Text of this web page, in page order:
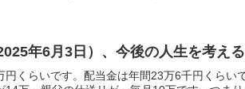
年6月3日）、今後の人生を考える
円くらいです。配当金は年間23万6千円くらい